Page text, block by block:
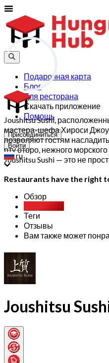
Подарочная карта
Блог
Для ресторана
Скачать приложение
Помощь
Присоединиться
Войти
ru
Joushitsu Sushi,
мастера-шефа Хироси
позволяют гостям
рту оторо, нежного
Joushitsu Sushi — это не
Restaurants have the right
Обзор
Теги
Отзывы
Вам также может
Joushitsu